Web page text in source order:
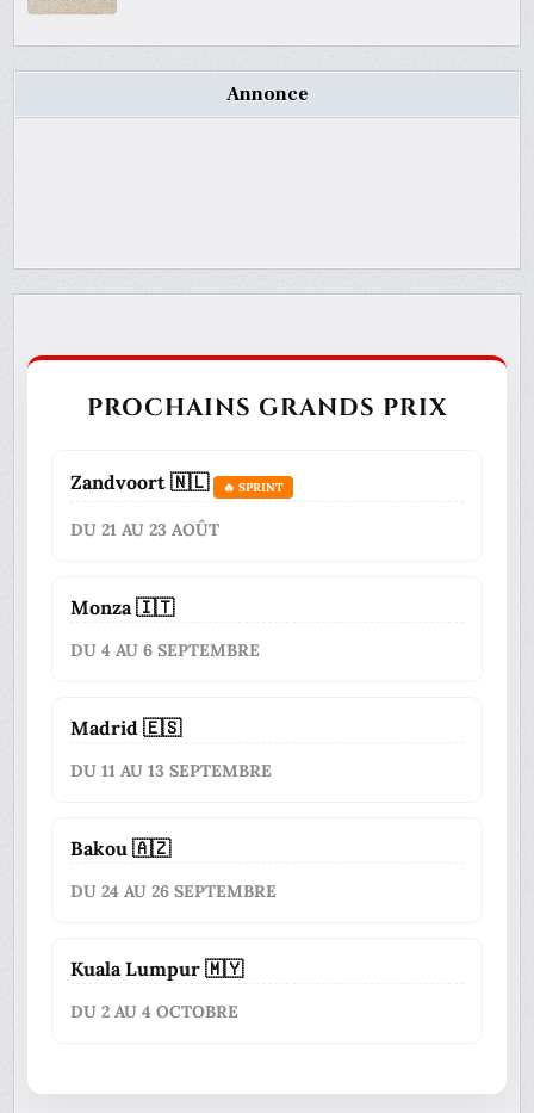
Annonce
PROCHAINS GRANDS PRIX
Zandvoort 🇳🇱 🔥 SPRINT
DU 21 AU 23 AOÛT
Monza 🇮🇹
DU 4 AU 6 SEPTEMBRE
Madrid 🇪🇸
DU 11 AU 13 SEPTEMBRE
Bakou 🇦🇿
DU 24 AU 26 SEPTEMBRE
Kuala Lumpur 🇲🇾
DU 2 AU 4 OCTOBRE